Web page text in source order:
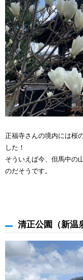
正福寺さんの境内には桜
した！
そういえば今、但馬中の
のだそうです。
清正公園（新温